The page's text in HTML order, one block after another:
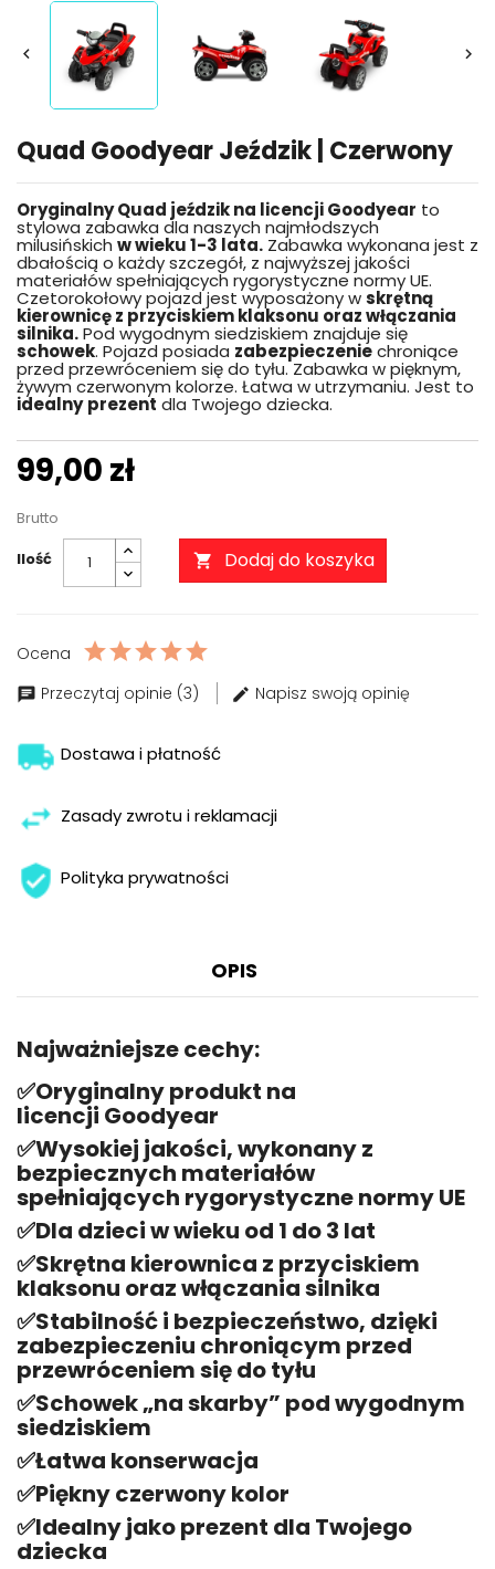
 
Quad Goodyear Jeździk | Czerwony
Oryginalny Quad jeździk na licencji Goodyear to
stylowa zabawka dla naszych najmłodszych
milusińskich w wieku 1-3 lata. Zabawka wykonana jest z
dbałością o każdy szczegół, z najwyższej jakości
materiałów spełniających rygorystyczne normy UE.
Czetorokołowy pojazd jest wyposażony wskrętną
kierownicę z przyciskiem klaksonu oraz włączania
silnika.Pod wygodnym siedziskiem znajduje się
schowek. Pojazd posiada zabezpieczeniechroniące
przed przewróceniem się do tyłu. Zabawka w pięknym,
żywym czerwonym kolorze. Łatwa w utrzymaniu. Jest to
idealny prezent dla Twojego dziecka.
99,00 zł
Brutto
Ilość
 Dodaj do koszyka
Ocena
Przeczytaj opinie (3)
Napisz swoją opinię
Dostawa i płatność
Zasady zwrotu i reklamacji
Polityka prywatności
OPIS
Najważniejsze cechy:
✅Oryginalny produkt na
licencji Goodyear
✅Wysokiej jakości, wykonany z
bezpiecznych materiałów
spełniających rygorystyczne normy UE
✅Dla dzieci w wieku od 1 do 3 lat
✅Skrętna kierownica z przyciskiem
klaksonu oraz włączania silnika
✅Stabilność i bezpieczeństwo, dzięki
zabezpieczeniu chroniącym przed
przewróceniem się do tyłu
✅Schowek „na skarby” pod wygodnym
siedziskiem
✅Łatwa konserwacja
✅Piękny czerwony kolor
✅Idealny jako prezent dla Twojego
dziecka